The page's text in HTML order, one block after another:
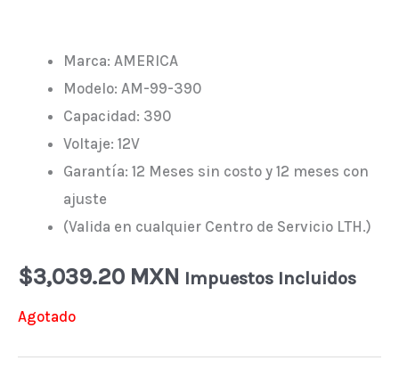
Marca: AMERICA
Modelo: AM-99-390
Capacidad: 390
Voltaje: 12V
Garantía: 12 Meses sin costo y 12 meses con
ajuste
(Valida en cualquier Centro de Servicio LTH.)
$3,039.20 MXN Impuestos Incluidos
Agotado